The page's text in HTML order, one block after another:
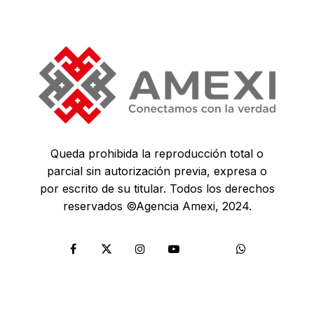
Queda prohibida la reproducción total o
parcial sin autorización previa, expresa o
por escrito de su titular. Todos los derechos
reservados ©Agencia Amexi, 2024.